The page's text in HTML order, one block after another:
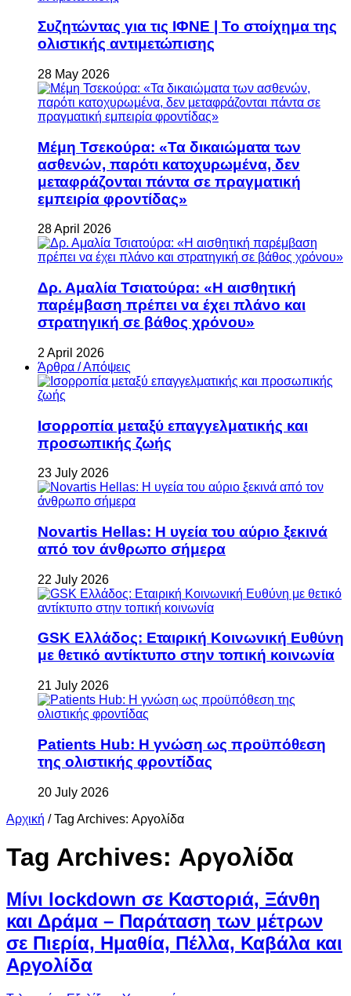
Συζητώντας για τις ΙΦΝΕ | Το στοίχημα της
ολιστικής αντιμετώπισης
28 May 2026
Μέμη Τσεκούρα: «Τα δικαιώματα των
ασθενών, παρότι κατοχυρωμένα, δεν
μεταφράζονται πάντα σε πραγματική
εμπειρία φροντίδας»
28 April 2026
Δρ. Αμαλία Τσιατούρα: «Η αισθητική
παρέμβαση πρέπει να έχει πλάνο και
στρατηγική σε βάθος χρόνου»
2 April 2026
Άρθρα / Απόψεις
Ισορροπία μεταξύ επαγγελματικής και
προσωπικής ζωής
23 July 2026
Novartis Hellas: Η υγεία του αύριο ξεκινά
από τον άνθρωπο σήμερα
22 July 2026
GSK Ελλάδος: Εταιρική Κοινωνική Ευθύνη
με θετικό αντίκτυπο στην τοπική κοινωνία
21 July 2026
Patients Hub: Η γνώση ως προϋπόθεση
της ολιστικής φροντίδας
20 July 2026
Αρχική / Tag Archives: Αργολίδα
Tag Archives: Αργολίδα
Μίνι lockdown σε Καστοριά, Ξάνθη
και Δράμα – Παράταση των μέτρων
σε Πιερία, Ημαθία, Πέλλα, Καβάλα και
Αργολίδα